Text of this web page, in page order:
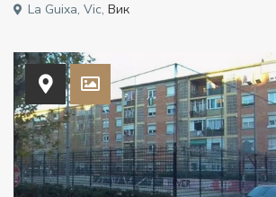
La Guixa, Vic,Вик